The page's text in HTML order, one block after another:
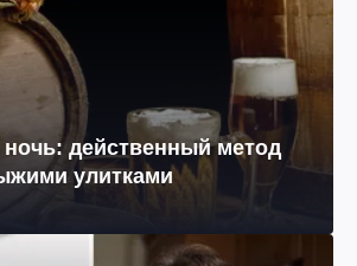
ночь: действенный метод
улитками